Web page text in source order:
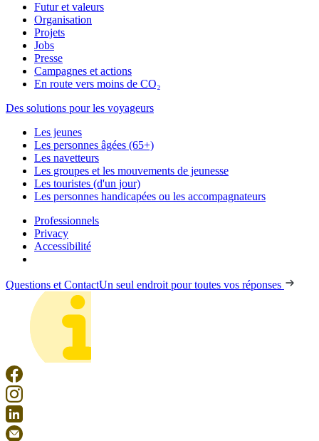
Futur et valeurs
Organisation
Projets
Jobs
Presse
Campagnes et actions
En route vers moins de CO₂
Des solutions pour les voyageurs
Les jeunes
Les personnes âgées (65+)
Les navetteurs
Les groupes et les mouvements de jeunesse
Les touristes (d'un jour)
Les personnes handicapées ou les accompagnateurs
Professionnels
Privacy
Accessibilité
Questions et ContactUn seul endroit pour toutes vos réponses